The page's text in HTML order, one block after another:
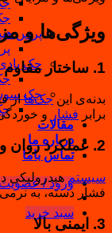
پرس
جک
جک
مقالات
درباره ما
تماس باما
ورود /
سبد خرید
ویژگی‌ها و
1. ساختار مقاوم و بادوام
بدنه‌ی اینجک‌هااز
برابر فشار و
2. عملکرد روان و سریع
سیستمهیدرولیکی
فشار دسته، به نرمی
3. ایمنی بالا